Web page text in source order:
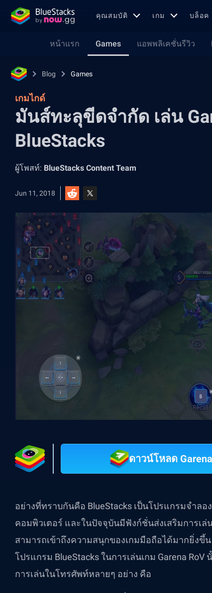
คุณสมบัติ เกม บล็อค
หน้าแรก Games แอพพลิเคชั่นรีวิว
Blog Games
เกมไกด์
มันส์ทะลุขีดจำกัด เล่น
BlueStacks
ผู้โพสท์: BlueStacks Content Team
Jun 11, 2018
ดาวน์โหลด
อย่างที่ทราบกันคือ BlueStacks เป็นโปรแกรมจำ
คอมพิวเตอร์ และในปัจจุบันมีฟังก์ชั่นส่งเสริมการเล่
สามารถเข้าถึงความสนุกของเกมมือถือได้มากยิ่งขึ้
โปรแกรม BlueStacks ในการเล่นเกม Garena
การเล่นในโทรศัพท์หลายๆ อย่าง คือ